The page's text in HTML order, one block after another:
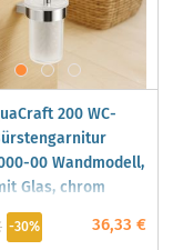
200 WC-
00 Wandmodell,
Glas, chrom
36,33 €
-30%